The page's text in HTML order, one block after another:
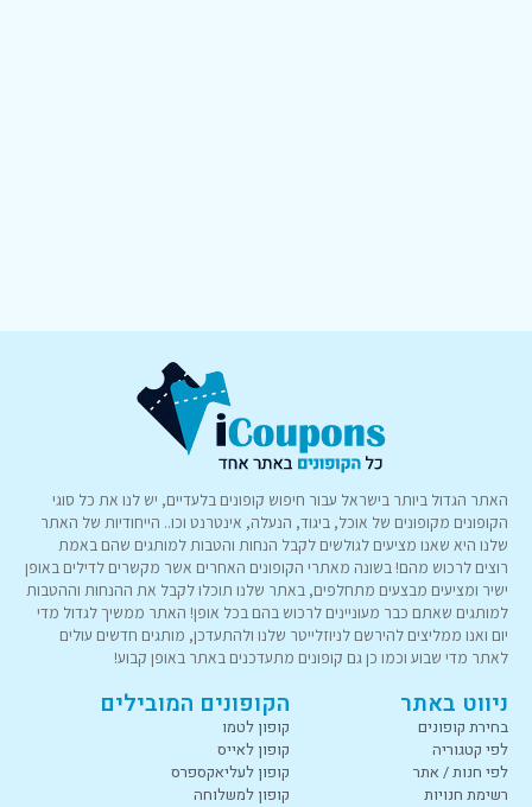
האתר הגדול ביותר בישראל עבור חיפוש קופונים בלעדיים, יש לנו את כל סוגי
הקופונים מקופונים של אוכל, ביגוד, הנעלה, אינטרנט וכו.. הייחודיות של האתר
שלנו היא שאנו מציעים לגולשים לקבל הנחות והטבות למותגים שהם באמת
רוצים לרכוש מהם! בשונה מאתרי הקופונים האחרים אשר מקשרים לדילים באופן
ישיר ומציעים מבצעים מתחלפים, באתר שלנו תוכלו לקבל את ההנחות וההטבות
למותגים שאתם כבר מעוניינים לרכוש בהם בכל אופן! האתר ממשיך לגדול מדי
יום ואנו ממליצים להירשם לניוזלייטר שלנו ולהתעדכן, מותגים חדשים עולים
לאתר מדי שבוע וכמו כן גם קופונים מתעדכנים באתר באופן קבוע!
ניווט באתר
בחירת קופונים
לפי קטגוריה
לפי חנות / אתר
רשימת חנויות
הקופונים המובילים
קופון לטמו
קופון לאייס
קופון לעליאקספרס
קופון למשלוחה